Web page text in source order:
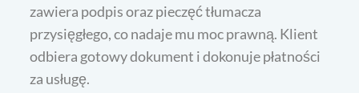
zawiera podpis oraz pieczęć tłumacza
przysięgłego, co nadaje mu moc prawną. Klient
odbiera gotowy dokument i dokonuje płatności
za usługę.